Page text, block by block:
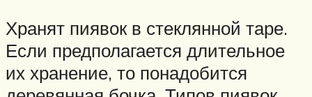
Хранят пиявок в стеклянной таре.
Если предполагается длительное
их хранение, то понадобится